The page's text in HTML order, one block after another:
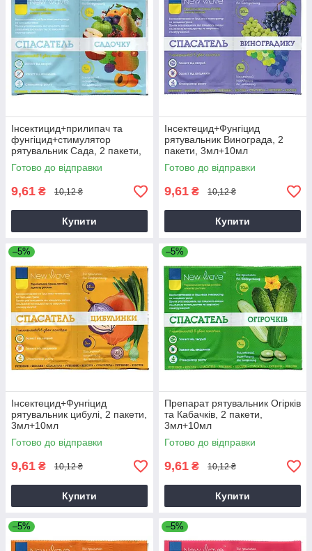
Інсектицид+прилипач та
фунгіцид+стимулятор
рятувальник Сада, 2 пакети,
3мл+10мл
Готово до відправки
9,61 ₴ 10,12 ₴
Купити
Інсектецид+Фунгіцид
рятувальник Винограда, 2
пакети, 3мл+10мл
Готово до відправки
9,61 ₴ 10,12 ₴
Купити
–5%
Інсектецид+Фунгіцид
рятувальник цибулі, 2 пакети,
3мл+10мл
Готово до відправки
9,61 ₴ 10,12 ₴
Купити
–5%
Препарат рятувальник Огірків
та Кабачків, 2 пакети,
3мл+10мл
Готово до відправки
9,61 ₴ 10,12 ₴
Купити
–5% –5%